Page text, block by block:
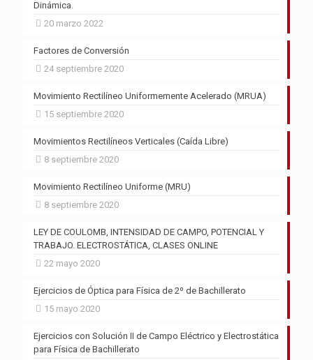
Dinámica.
20 marzo 2022
Factores de Conversión
24 septiembre 2020
Movimiento Rectilíneo Uniformemente Acelerado (MRUA)
15 septiembre 2020
Movimientos Rectilíneos Verticales (Caída Libre)
8 septiembre 2020
Movimiento Rectilíneo Uniforme (MRU)
8 septiembre 2020
LEY DE COULOMB, INTENSIDAD DE CAMPO, POTENCIAL Y
TRABAJO. ELECTROSTÁTICA, CLASES ONLINE
22 mayo 2020
Ejercicios de Óptica para Física de 2º de Bachillerato
15 mayo 2020
Ejercicios con Solución II de Campo Eléctrico y Electrostática
para Física de Bachillerato